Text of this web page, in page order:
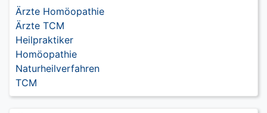
Ärzte Homöopathie
Ärzte TCM
Heilpraktiker
Homöopathie
Naturheilverfahren
TCM